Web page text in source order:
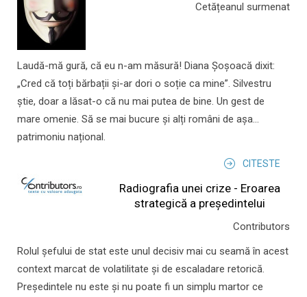
Cetățeanul surmenat
Laudă-mă gură, că eu n-am măsură! Diana Șoșoacă dixit:
„Cred că toți bărbații și-ar dori o soție ca mine”. Silvestru
știe, doar a lăsat-o că nu mai putea de bine. Un gest de
mare omenie. Să se mai bucure și alți români de așa...
patrimoniu național.
CITESTE
Radiografia unei crize - Eroarea
strategică a președintelui
Contributors
Rolul şefului de stat este unul decisiv mai cu seamă în acest
context marcat de volatilitate şi de escaladare retorică.
Preşedintele nu este şi nu poate fi un simplu martor ce